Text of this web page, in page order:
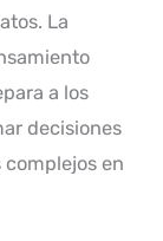
La
a los
decisiones
en